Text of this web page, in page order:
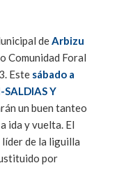
deArbizu
Comunidad Foral
Este sábado a
SALDIAS Y
un buen tanteo
ida y vuelta. El
de la liguilla
por